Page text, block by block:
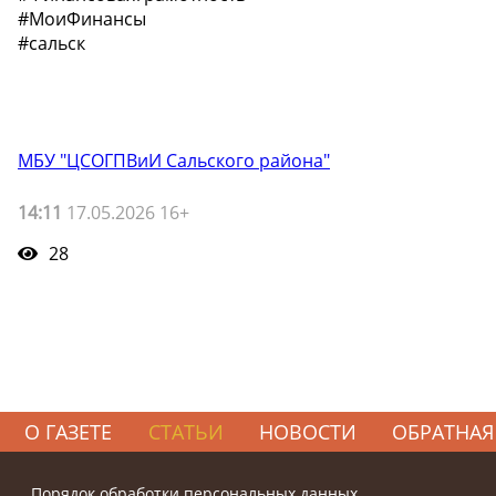
#МоиФинансы
#сальск
МБУ "ЦСОГПВиИ Сальского района"
14:11 17.05.2026 16+
28
О ГАЗЕТЕ СТАТЬИ НОВОСТИ